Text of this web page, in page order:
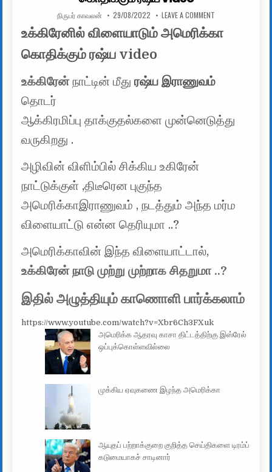
AUTHOR:
நிருபர் காவலன் PUBLISHED DATE:
29/08/2022 LEAVE A COMMENT
உக்கிரேனில் விளையாடும் அமெரிக்கா
கொதிக்கும் ரஷ்ய video
உக்கிரேன்நாட்டின் மீதுரஷ்ய இராணுவம்
தொடர்
ஆக்கிரமிப்பு தாக்குதல்களை முன்னெடுத்து
வருகிறது .
அழிவின் விளிம்பில் சிக்கிய உகிரேன்
நாட்டுக்குள் ,திடீரென புகுந்த
அமெரிக்காஇராணுவம் , நடத்தும் அந்த மர்ம
விளையாட்டு என்ன தெரியுமா ..?
அமெரிக்காவின் இந்த விளையாட்டால்,
உக்கிரேன் நாடு முற்று முற்றாக சிதறுமா ..?
இதில் அழுத்தியும் காணொளி பார்க்கலாம்
https://www.youtube.com/watch?v=Xbr6Ch3FXuk
அமெரிக்க ஆதரவு காசா திட்டத்திற்கு இஸ்ரேல்
ஒப்புக்கொள்ளவில்லை
முக்கிய ஏவுகணை இழந்த அமெரிக்கா
ஆயுதப் பற்றாக்குறை குறித்த செய்திகளை டிரம்ப்
கடுமையாகச் சாடினார்